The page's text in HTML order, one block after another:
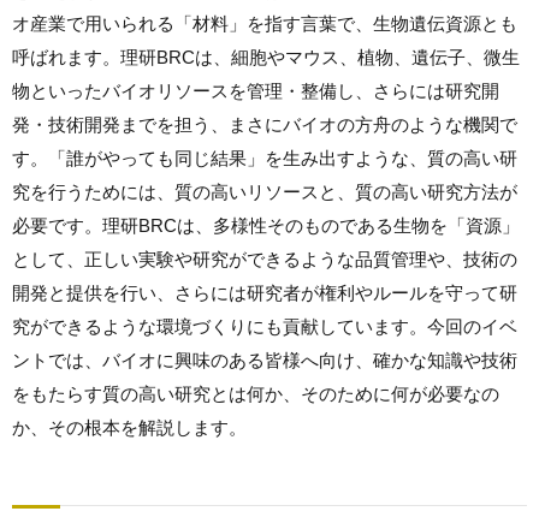
オ産業で用いられる「材料」を指す言葉で、生物遺伝資源とも
呼ばれます。理研BRCは、細胞やマウス、植物、遺伝子、微生
物といったバイオリソースを管理・整備し、さらには研究開
発・技術開発までを担う、まさにバイオの方舟のような機関で
す。「誰がやっても同じ結果」を生み出すような、質の高い研
究を行うためには、質の高いリソースと、質の高い研究方法が
必要です。理研BRCは、多様性そのものである生物を「資源」
として、正しい実験や研究ができるような品質管理や、技術の
開発と提供を行い、さらには研究者が権利やルールを守って研
究ができるような環境づくりにも貢献しています。今回のイベ
ントでは、バイオに興味のある皆様へ向け、確かな知識や技術
をもたらす質の高い研究とは何か、そのために何が必要なの
か、その根本を解説します。